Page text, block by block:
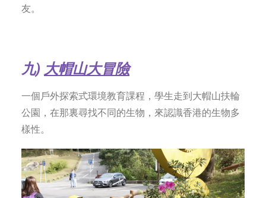
友。
九) 大帽山大冒險
一個戶外探索式環境教育課程，學生走到大帽山扶輪
公園，在那裏尋找不同的生物，來認識香港的生物多
樣性。